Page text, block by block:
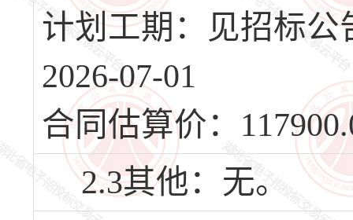
计划工期：见招标
2026-07-01
合同估算价：
2.3其他：无。